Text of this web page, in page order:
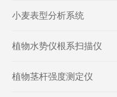
小麦表型分析系统
植物水势仪根系扫描仪
植物茎杆强度测定仪